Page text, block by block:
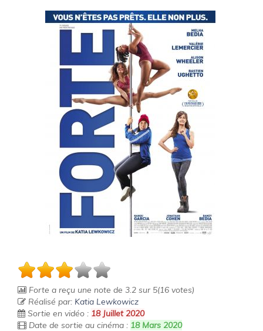
Forte a reçu une note de 3.2 sur 5(16 votes)
Réalisé par: Katia Lewkowicz
Sortie en vidéo : 18 Juillet 2020
Date de sortie au cinéma : 18 Mars 2020